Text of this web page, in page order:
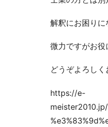
解釈にお困り
微力ですがお
どうぞよろしく
https://e-